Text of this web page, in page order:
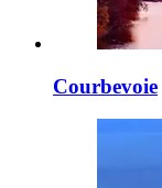
Courbevoie